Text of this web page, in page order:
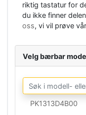
riktig tastatur for
du ikke finner
oss, vi vil prøve
Velg bærbar
PK1313D4B00